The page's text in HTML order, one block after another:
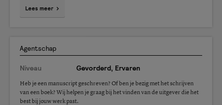
Lees meer
Agentschap
Niveau Gevorderd, Ervaren
Heb je een manuscript geschreven? Of ben je bezig met het schrijven
van een boek? Wij helpen je graag bij het vinden van de uitgever die het
best bij jouw werk past.